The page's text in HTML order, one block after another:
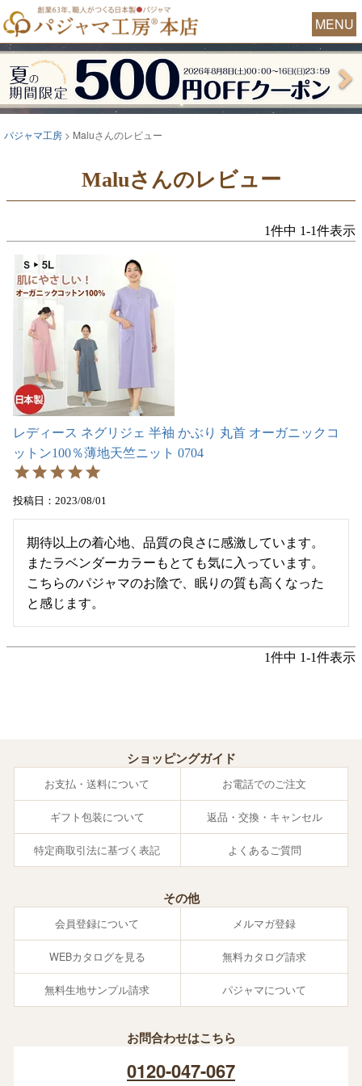
MENU
パジャマ工房 Maluさんのレビュー
Maluさんのレビュー
1件中 1-1件表示
レディース ネグリジェ 半袖 かぶり 丸首 オーガニックコ
ットン100％薄地天竺ニット 0704
投稿日 2023/08/01
期待以上の着心地、品質の良さに感激しています。
またラベンダーカラーもとても気に入っています。
こちらのパジャマのお陰で、眠りの質も高くなった
と感じます。
1件中 1-1件表示
ショッピングガイド
お支払・送料について お電話でのご注文
ギフト包装について 返品・交換・キャンセル
特定商取引法に基づく表記 よくあるご質問
その他
会員登録について メルマガ登録
WEBカタログを見る 無料カタログ請求
無料生地サンプル請求 パジャマについて
お問合わせはこちら
0120-047-067